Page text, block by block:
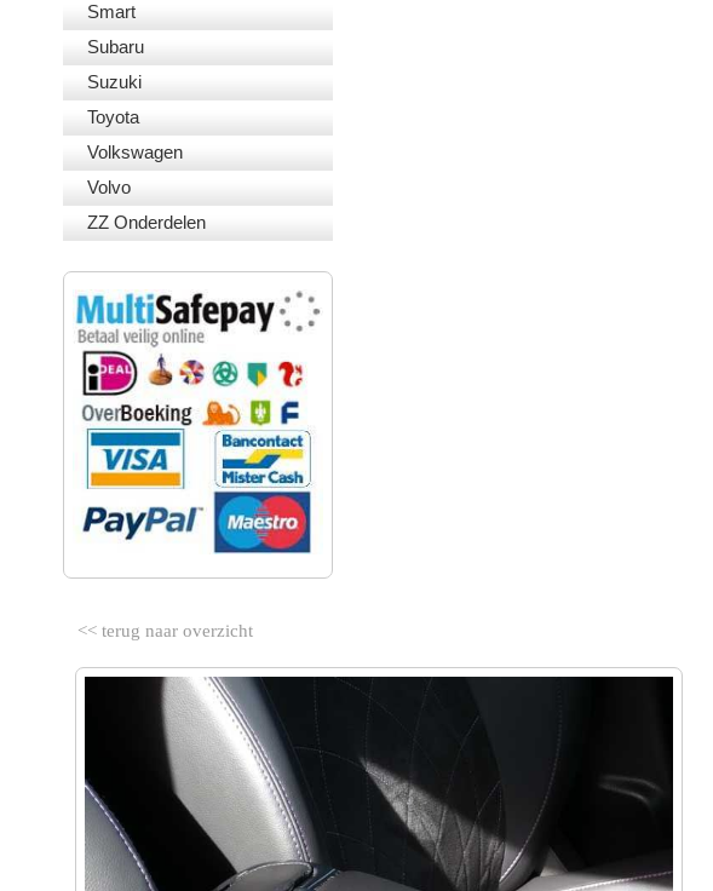
Smart
Subaru
Suzuki
Toyota
Volkswagen
Volvo
ZZ Onderdelen
<< terug naar overzicht